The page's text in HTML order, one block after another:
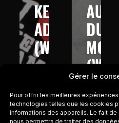
Gérer le
Pour offrir les meilleures
technologies telles que les cookies
informations des appareils. Le fait
nous permettra de traiter des
KEV
ADAMS
(W9
–
2013)
DU
(W9-